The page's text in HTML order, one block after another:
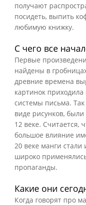
получают
посидеть, выпить
любимую книжку.
С чего все
Первые
найдены в
древние времена
картинок
системы письма.
виде рисунков,
12 веке. Считается,
большое влияние
20 веке манги стали
широко
пропаганды.
Какие они
Когда говорят про